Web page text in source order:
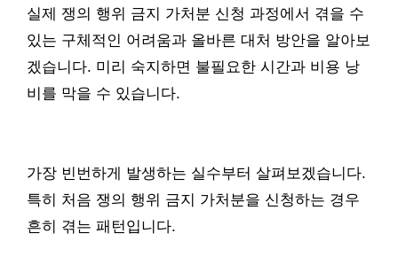
실제 쟁의 행위 금지 가처분 신청 과정에서 겪을 수
있는 구체적인 어려움과 올바른 대처 방안을 알아보
겠습니다. 미리 숙지하면 불필요한 시간과 비용 낭
비를 막을 수 있습니다.
가장 빈번하게 발생하는 실수부터 살펴보겠습니다.
특히 처음 쟁의 행위 금지 가처분을 신청하는 경우
흔히 겪는 패턴입니다.